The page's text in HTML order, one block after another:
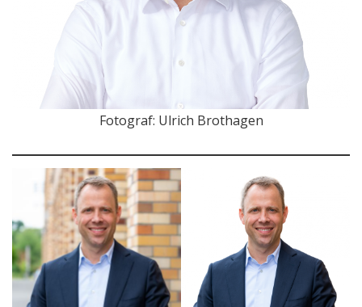
Fotograf: Ulrich Brothagen